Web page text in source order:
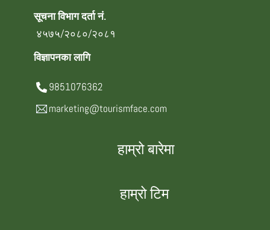
सूचना विभाग दर्ता नं.
४५७५/२०८०/२०८१
विज्ञापनका लागि
9851076362
marketing@tourismface.com
हाम्रो बारेमा
हाम्रो टिम